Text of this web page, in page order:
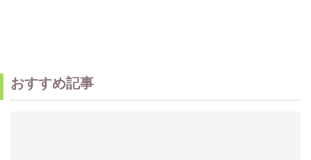
おすすめ記事